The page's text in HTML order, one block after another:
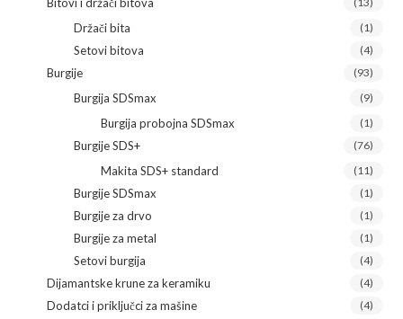
Držači bita (1)
Setovi bitova (4)
Burgije (93)
Burgija SDSmax (9)
Burgija probojna SDSmax (1)
Burgije SDS+ (76)
Makita SDS+ standard (11)
Burgije SDSmax (1)
Burgije za drvo (1)
Burgije za metal (1)
Setovi burgija (4)
Dijamantske krune za keramiku (4)
Dodatci i priključci za mašine (4)